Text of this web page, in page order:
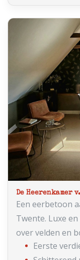
De Heerenkamer
Een eerbetoon
Twente. Luxe
over velden en
Eerste